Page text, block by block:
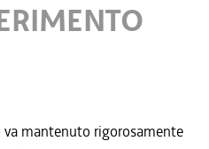
va mantenuto rigorosamente